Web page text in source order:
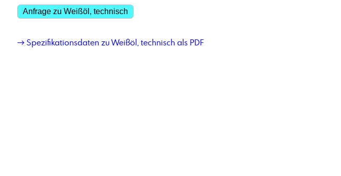
Anfrage zu Weißöl, technisch
→ Spezifikationsdaten zu Weißöl, technisch als PDF